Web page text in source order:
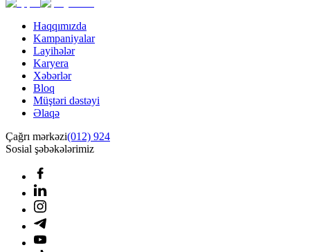
Haqqımızda
Kampaniyalar
Layihələr
Karyera
Xəbərlər
Bloq
Müştəri dəstəyi
Əlaqə
Çağrı mərkəzi(012) 924
Sosial şəbəkələrimiz